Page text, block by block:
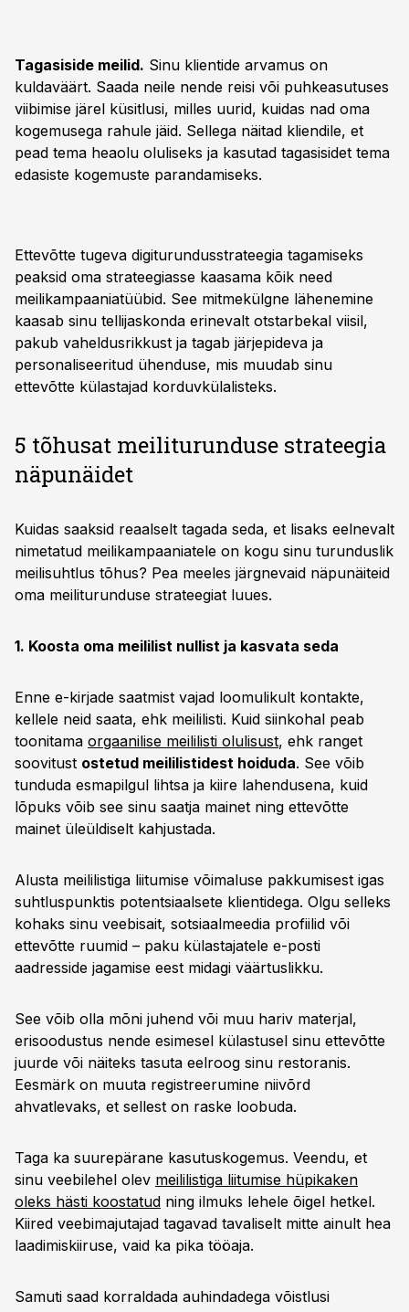
Tagasiside meilid. Sinu klientide arvamus on
kuldaväärt. Saada neile nende reisi või puhkeasutuses
viibimise järel küsitlusi, milles uurid, kuidas nad oma
kogemusega rahule jäid. Sellega näitad kliendile, et
pead tema heaolu oluliseks ja kasutad tagasisidet tema
edasiste kogemuste parandamiseks.
Ettevõtte tugeva digiturundusstrateegia tagamiseks
peaksid oma strateegiasse kaasama kõik need
meilikampaaniatüübid. See mitmekülgne lähenemine
kaasab sinu tellijaskonda erinevalt otstarbekal viisil,
pakub vaheldusrikkust ja tagab järjepideva ja
personaliseeritud ühenduse, mis muudab sinu
ettevõtte külastajad korduvkülalisteks.
5 tõhusat meiliturunduse strateegia
näpunäidet
Kuidas saaksid reaalselt tagada seda, et lisaks eelnevalt
nimetatud meilikampaaniatele on kogu sinu turunduslik
meilisuhtlus tõhus? Pea meeles järgnevaid näpunäiteid
oma meiliturunduse strateegiat luues.
1. Koosta oma meililist nullist ja kasvata seda
Enne e-kirjade saatmist vajad loomulikult kontakte,
kellele neid saata, ehk meililisti. Kuid siinkohal peab
toonitama orgaanilise meililisti olulisust, ehk ranget
soovitust ostetud meililistidest hoiduda. See võib
tunduda esmapilgul lihtsa ja kiire lahendusena, kuid
lõpuks võib see sinu saatja mainet ning ettevõtte
mainet üleüldiselt kahjustada.
Alusta meililistiga liitumise võimaluse pakkumisest igas
suhtluspunktis potentsiaalsete klientidega. Olgu selleks
kohaks sinu veebisait, sotsiaalmeedia profiilid või
ettevõtte ruumid – paku külastajatele e-posti
aadresside jagamise eest midagi väärtuslikku.
See võib olla mõni juhend või muu hariv materjal,
erisoodustus nende esimesel külastusel sinu ettevõtte
juurde või näiteks tasuta eelroog sinu restoranis.
Eesmärk on muuta registreerumine niivõrd
ahvatlevaks, et sellest on raske loobuda.
Taga ka suurepärane kasutuskogemus. Veendu, et
sinu veebilehel olev meililistiga liitumise hüpikaken
oleks hästi koostatud ning ilmuks lehele õigel hetkel.
Kiired veebimajutajad tagavad tavaliselt mitte ainult hea
laadimiskiiruse, vaid ka pika tööaja.
Samuti saad korraldada auhindadega võistlusi